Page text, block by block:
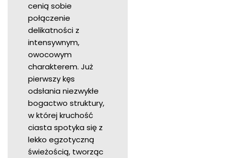
cenią sobie
połączenie
delikatności z
intensywnym,
owocowym
charakterem. Już
pierwszy kęs
odsłania niezwykłe
bogactwo struktury,
w której kruchość
ciasta spotyka się z
lekko egzotyczną
świeżością, tworząc